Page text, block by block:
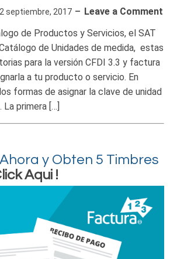
2 septiembre, 2017
Leave a Comment
de Productos y Servicios, el SAT
de Unidades de medida, estas
para la versión CFDI 3.3 y factura
a tu producto o servicio. En
formas de asignar la clave de unidad
primera […]
y Obten 5 Timbres
Aqui !